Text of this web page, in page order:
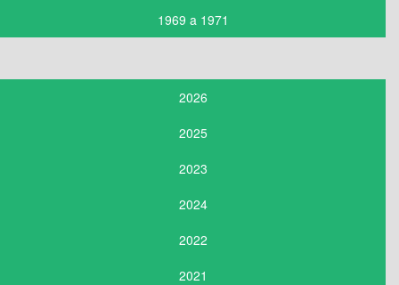
1969 a 1971
2026
2025
2023
2024
2022
2021